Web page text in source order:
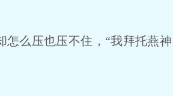
压也压不住，“我拜托燕神